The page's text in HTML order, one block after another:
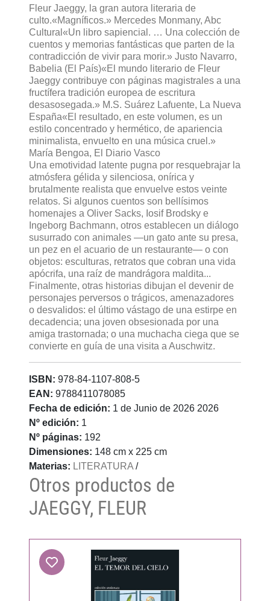
Fleur Jaeggy, la gran autora literaria de
culto.«Magníficos.» Mercedes Monmany, Abc
Cultural«Un libro sapiencial. … Una colección de
cuentos y memorias fantásticas que parten de la
contradicción de vivir para morir.» Justo Navarro,
Babelia (El País)«El mundo literario de Fleur
Jaeggy contribuye con páginas magistrales a una
fructífera tradición europea de escritura
desasosegada.» M.S. Suárez Lafuente, La Nueva
España«El resultado, en este volumen, es un
estilo concentrado y hermético, de apariencia
minimalista, envuelto en una música cruel.»
María Bengoa, El Diario Vasco
Una emotividad latente pugna por resquebrajar la
atmósfera gélida y silenciosa, onírica y
brutalmente realista que envuelve estos veinte
relatos. Si algunos cuentos son bellísimos
homenajes a Oliver Sacks, Iosif Brodsky e
Ingeborg Bachmann, otros establecen un diálogo
susurrado con animales —un gato ante su presa,
un pez en el acuario de un restaurante— o con
objetos: esculturas, retratos que cobran una vida
apócrifa, una raíz de mandrágora maldita...
Finalmente, otras historias dibujan el devenir de
personajes perversos o trágicos, amenazadores
o desvalidos: el último vástago de una estirpe en
decadencia; una joven obsesionada por una
amiga trastornada; o una muchacha ciega que se
convierte en guía de una visita a Auschwitz.
ISBN: 978-84-1107-808-5
EAN: 9788411078085
Fecha de edición: 1 de Junio de 2026 2026
Nº edición: 1
Nº páginas: 192
Dimensiones: 148 cm x 225 cm
Materias: LITERATURA /
Otros productos de
JAEGGY, FLEUR